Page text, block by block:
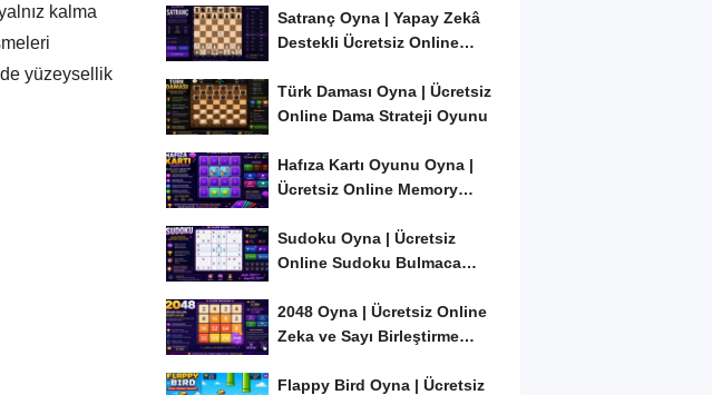
kalma
de yüzeysellik
Satranç Oyna | Yapay Zekâ
Destekli Ücretsiz Online
Türk Daması Oyna | Ücretsiz
Online Dama Strateji Oyunu
Hafıza Kartı Oyunu Oyna |
Ücretsiz Online Memory
Sudoku Oyna | Ücretsiz
Online Sudoku Bulmaca
2048 Oyna | Ücretsiz Online
Zeka ve Sayı Birleştirme
Flappy Bird Oyna | Ücretsiz